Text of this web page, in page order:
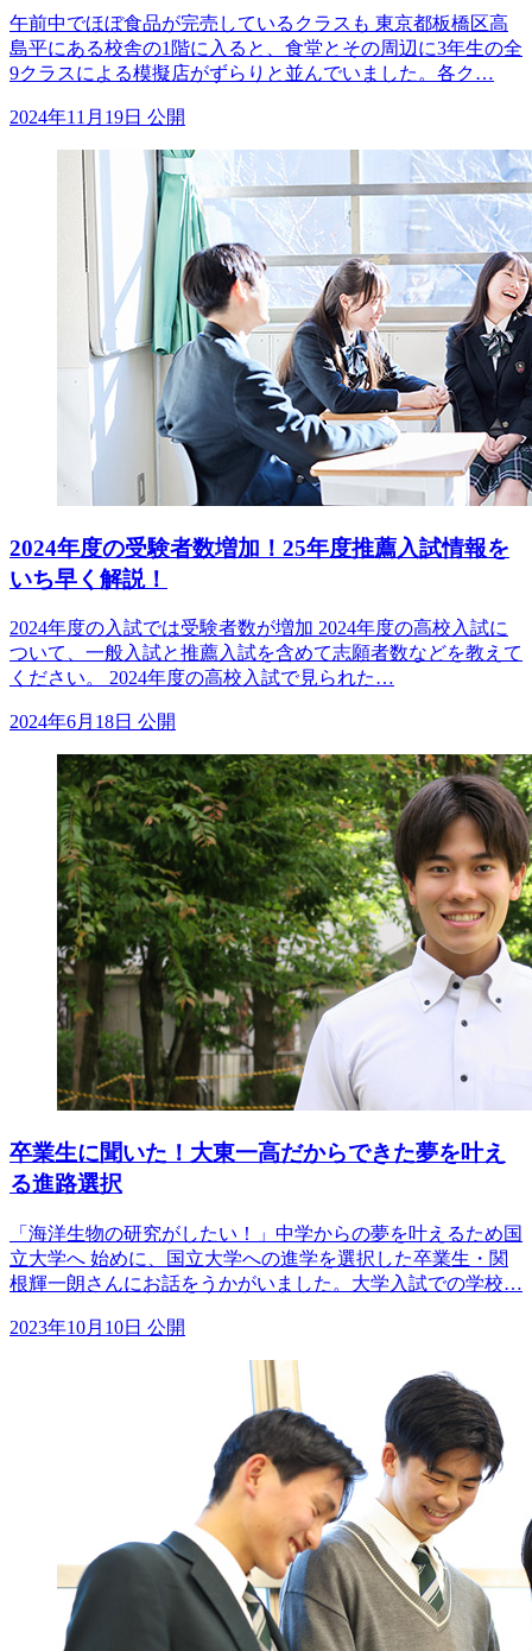
午前中でほぼ食品が完売しているクラスも 東京都板橋区高
島平にある校舎の1階に入ると、食堂とその周辺に3年生の全
9クラスによる模擬店がずらりと並んでいました。各ク…
2024年11月19日 公開
2024年度の受験者数増加！25年度推薦入試情報を
いち早く解説！
2024年度の入試では受験者数が増加 2024年度の高校入試に
ついて、一般入試と推薦入試を含めて志願者数などを教えて
ください。 2024年度の高校入試で見られた…
2024年6月18日 公開
卒業生に聞いた！大東一高だからできた夢を叶え
る進路選択
「海洋生物の研究がしたい！」中学からの夢を叶えるため国
立大学へ 始めに、国立大学への進学を選択した卒業生・関
根輝一朗さんにお話をうかがいました。大学入試での学校…
2023年10月10日 公開